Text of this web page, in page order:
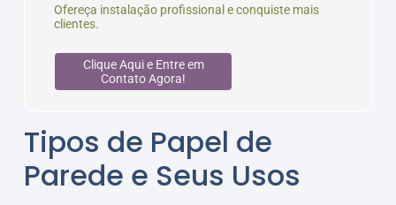
Ofereça instalação profissional e conquiste mais
clientes.
Clique Aqui e Entre em
Contato Agora!
Tipos de Papel de
Parede e Seus Usos